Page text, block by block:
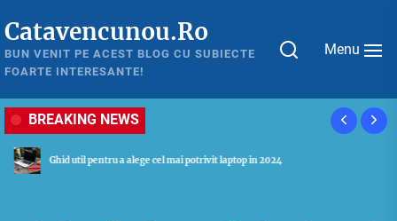
to
the
content
Catavencunou.Ro
BUN VENIT PE ACEST BLOG CU SUBIECTE
FOARTE INTERESANTE!
Menu
BREAKING NEWS
Ghid util pentru a alege cel mai potrivit laptop in 2024